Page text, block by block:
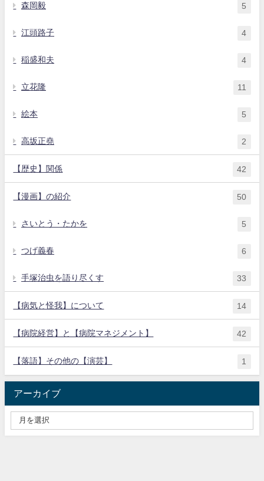
森岡毅 5
江頭路子 4
稲盛和夫 4
立花隆 11
絵本 5
高坂正堯 2
【歴史】関係 42
【漫画】の紹介 50
さいとう・たかを 5
つげ義春 6
手塚治虫を語り尽くす 33
【病気と怪我】について 14
【病院経営】と【病院マネジメント】 42
【落語】その他の【演芸】 1
アーカイブ